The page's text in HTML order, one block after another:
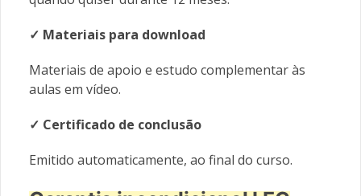
✓ Materiais para download
Materiais de apoio e estudo complementar às
aulas em vídeo.
✓ Certificado de conclusão
Emitido automaticamente, ao final do curso.